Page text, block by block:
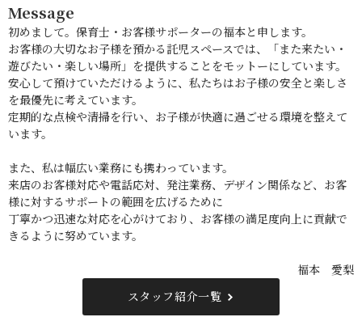
Message
初めまして。保育士・お客様サポーターの福本と申します。
お客様の大切なお子様を預かる託児スペースでは、「また来たい・
遊びたい・楽しい場所」を提供することをモットーにしています。
安心して預けていただけるように、私たちはお子様の安全と楽しさ
を最優先に考えています。
定期的な点検や清掃を行い、お子様が快適に過ごせる環境を整えて
います。
また、私は幅広い業務にも携わっています。
来店のお客様対応や電話応対、発注業務、デザイン関係など、お客
様に対するサポートの範囲を広げるために
丁寧かつ迅速な対応を心がけており、お客様の満足度向上に貢献で
きるように努めています。
福本 愛梨
スタッフ紹介一覧